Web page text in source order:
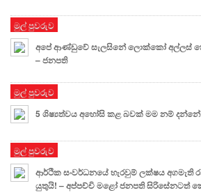
මුල් පුවරුව
අපේ ආණ්ඩුවේ සැලසිනේ ලොක්කෝ අල්ලස්
– ජනපති
මුල් පුවරුව
5 ශිෂ්‍යත්වය අහෝසි කළ බවක් මම නම් දන්නේ
මුල් පුවරුව
ආර්ථික සංවර්ධනයේ හැරවුම් ලක්ෂය අගමැති
යුතුයි! – අප්පච්චි මළෝ ජනපති සිරිසේනටත්